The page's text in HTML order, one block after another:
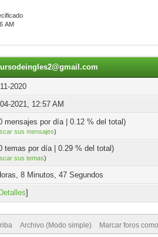
AM
2020
2021, 12:57 AM
mensajes por día | 0.12 % del total)
sus mensajes)
temas por día | 0.29 % del total)
sus temas)
8 Minutos, 47 Segundos
Detalles]
Archivo (Modo simple) Marcar foros